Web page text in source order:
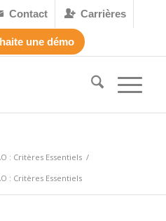
Contact Carrières
une démo
: Critères Essentiels /
: Critères Essentiels